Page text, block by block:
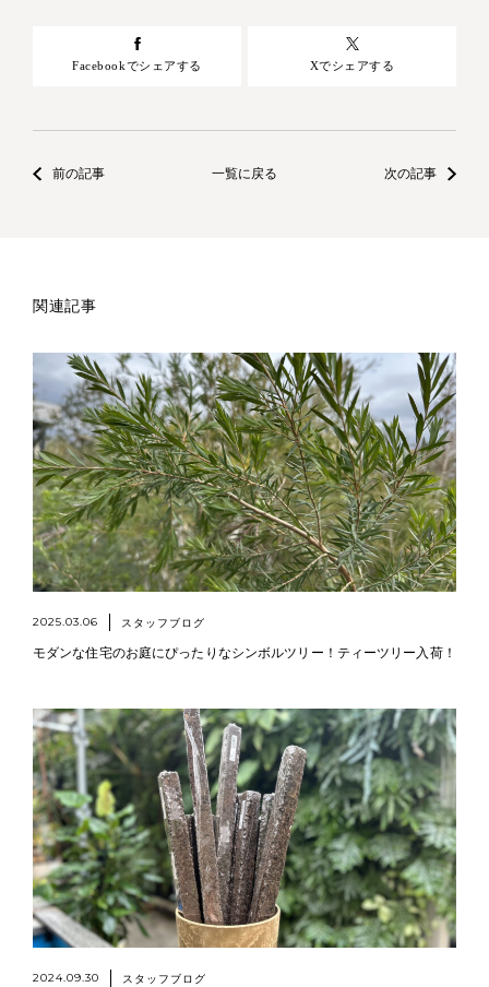
Facebookでシェアする Xでシェアする
前の記事 一覧に戻る 次の記事
関連記事
2025.03.06 スタッフブログ
モダンな住宅のお庭にぴったりなシンボルツリー！ティーツリー入荷！
2024.09.30 スタッフブログ